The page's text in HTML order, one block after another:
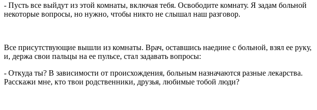
- Пусть все выйдут из этой комнаты, включая тебя. Освободите комнату. Я задам больной
некоторые вопросы, но нужно, чтобы никто не слышал наш разговор.
Все присутствующие вышли из комнаты. Врач, оставшись наедине с больной, взял ее руку,
и, держа свои пальцы на ее пульсе, стал задавать вопросы:
- Откуда ты? В зависимости от происхождения, больным назначаются разные лекарства.
Расскажи мне, кто твои родственники, друзья, любимые тобой люди?